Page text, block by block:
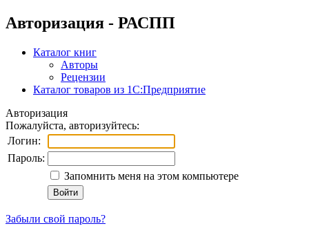
Авторизация - РАСПП
Каталог книг
Авторы
Рецензии
Каталог товаров из 1С:Предприятие
Авторизация
Пожалуйста, авторизуйтесь:
Логин:
Пароль:
Запомнить меня на этом компьютере
Забыли свой пароль?